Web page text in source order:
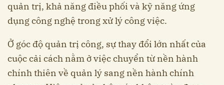
quản trị, khả năng điều phối và kỹ năng ứng
dụng công nghệ trong xử lý công việc.
Ở góc độ quản trị công, sự thay đổi lớn nhất của
cuộc cải cách nằm ở việc chuyển từ nền hành
chính thiên về quản lý sang nền hành chính